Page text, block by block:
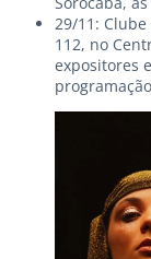
29/11:
112, no
expositores